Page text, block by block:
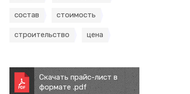
состав стоимость
строительство цена
Скачать прайс-лист в
формате .pdf